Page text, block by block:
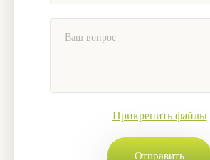
Прикрепить файлы